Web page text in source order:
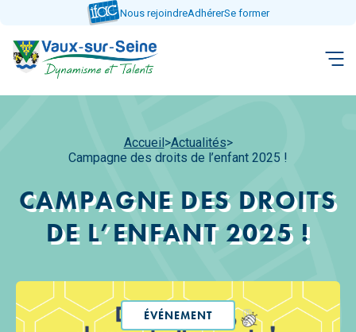
contenu
Nous rejoindreAdhérerSe former
Accueil>Actualités>
Campagne des droits de l’enfant 2025 !
CAMPAGNE DES DROITS
DE L’ENFANT 2025 !
ÉVÉNEMENT